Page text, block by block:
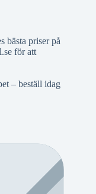
bästa priser på
för att
– beställ idag